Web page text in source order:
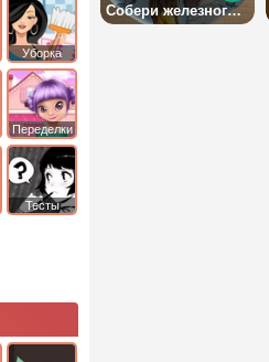
Собери железного человека
Уборка
Переделки
Тесты